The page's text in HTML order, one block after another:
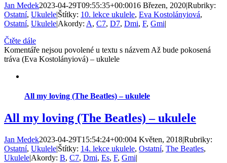
Jan Medek2023-04-29T09:55:35+00:0016 Březen, 2020|Rubriky:
Ostatní, Ukulele|Štítky: 10. lekce ukulele, Eva Kostolányiová,
Ostatní, Ukulele|Akordy: A, C7, D7, Dmi, F, Gmi|
Čtěte dále
Komentáře nejsou povolené u textu s názvem Až bude pokosená
tráva (Eva Kostolányiová) – ukulele
All my loving (The Beatles) – ukulele
All my loving (The Beatles) – ukulele
Jan Medek2023-04-29T15:54:24+00:004 Květen, 2018|Rubriky:
Ostatní, Ukulele|Štítky: 14. lekce ukulele, Ostatní, The Beatles,
Ukulele|Akordy: B, C7, Dmi, Es, F, Gmi|